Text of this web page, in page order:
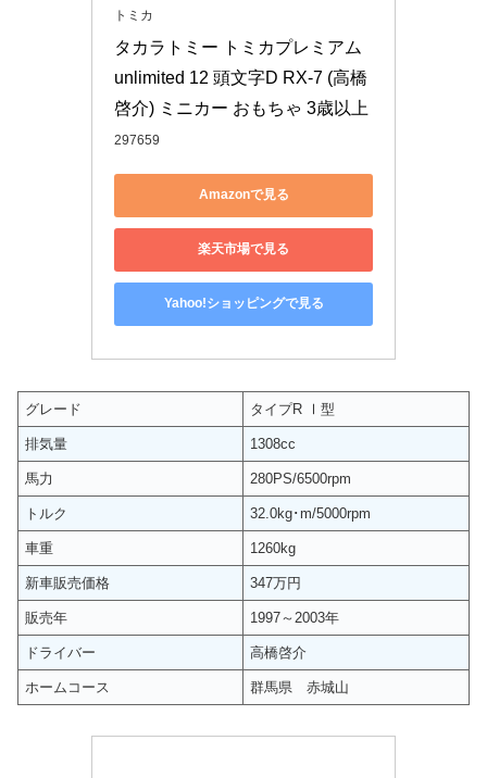
トミカ
タカラトミー トミカプレミアム
unlimited 12 頭文字D RX-7 (高橋
啓介) ミニカー おもちゃ 3歳以上
297659
Amazonで見る
楽天市場で見る
Yahoo!ショッピングで見る
グレード タイプR Ⅰ型
排気量 1308cc
馬力 280PS/6500rpm
トルク 32.0kg･m/5000rpm
車重 1260kg
新車販売価格 347万円
販売年 1997～2003年
ドライバー 高橋啓介
ホームコース 群馬県 赤城山